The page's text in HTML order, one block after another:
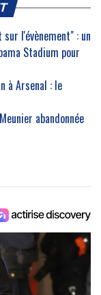
sur l'évènement" : un
Stadium pour
à Arsenal : le
abandonnée